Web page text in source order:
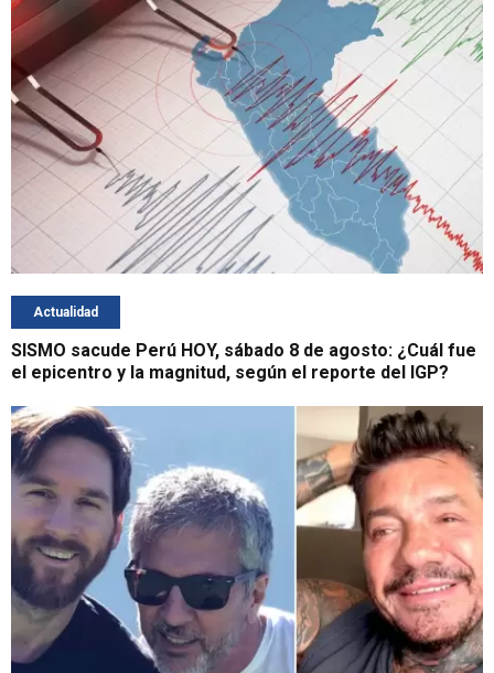
Actualidad
SISMO sacude Perú HOY, sábado 8 de agosto: ¿Cuál fue
el epicentro y la magnitud, según el reporte del IGP?